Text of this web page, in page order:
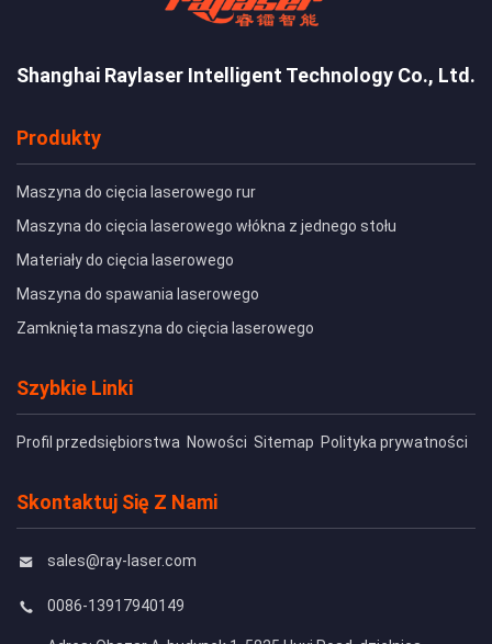
Shanghai Raylaser Intelligent Technology Co., Ltd.
Produkty
Maszyna do cięcia laserowego rur
Maszyna do cięcia laserowego włókna z jednego stołu
Materiały do cięcia laserowego
Maszyna do spawania laserowego
Zamknięta maszyna do cięcia laserowego
Szybkie Linki
Profil przedsiębiorstwa Nowości Sitemap Polityka prywatności
Skontaktuj Się Z Nami
sales@ray-laser.com
0086-13917940149